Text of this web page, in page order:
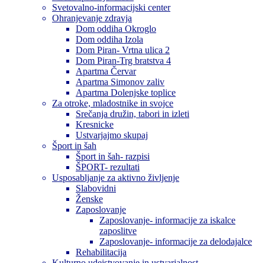
Svetovalno-informacijski center
Ohranjevanje zdravja
Dom oddiha Okroglo
Dom oddiha Izola
Dom Piran- Vrtna ulica 2
Dom Piran-Trg bratstva 4
Apartma Červar
Apartma Simonov zaliv
Apartma Dolenjske toplice
Za otroke, mladostnike in svojce
Srečanja družin, tabori in izleti
Kresnicke
Ustvarjajmo skupaj
Šport in šah
Šport in šah- razpisi
ŠPORT- rezultati
Usposabljanje za aktivno življenje
Slabovidni
Ženske
Zaposlovanje
Zaposlovanje- informacije za iskalce
zaposlitve
Zaposlovanje- informacije za delodajalce
Rehabilitacija